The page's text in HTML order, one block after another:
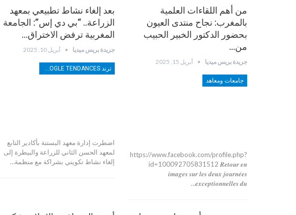
من أهم اللقاءات العلمية
بالمغرب: نجاح منتدى العيون
بحضور الدكتور الخبير الحبيب
من…
جريدة بريس ميديا أبريل 15, 2025
جامعات ومعاهد
https://www.facebook.com/profile.php?
id=100092705831512 𝑹𝒆𝒕𝒐𝒖𝒓 𝒆𝒏
𝒊𝒎𝒂𝒈𝒆𝒔 𝒔𝒖𝒓 𝒍𝒆𝒔 𝒅𝒆𝒖𝒙 𝒋𝒐𝒖𝒓𝒏𝒆́𝒆𝒔
𝒆𝒙𝒄𝒆𝒑𝒕𝒊𝒐𝒏𝒏𝒆𝒍𝒍𝒆𝒔 𝒅𝒖…
بعد إلغاء نشاط تطبيعي بمعهد
الزراعة.. “بي دي إس”: الجامعة
المغربية ترفض الاختراق…
جريدة بريس ميديا أبريل 10, 2025
ترند TRENDS GOOGLE TENDANCES
اضطرت إدارة معهد البستنة بأكادير التابع
لمعهد الحسن الثاني للزراعة والبيطرة إلى
إلغاء نشاط تكويني بشراكة مع منظمة…